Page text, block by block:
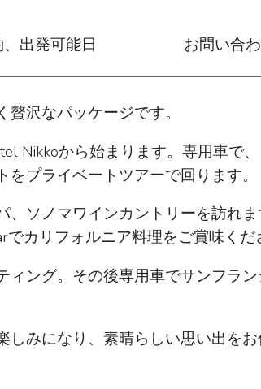
出発可能日 お問い合
沢なパッケージです。
Nikkoから始まります。専用車で
プライベートツアーで回ります。
ソノマワインカントリーを訪れ
カリフォルニア料理をご賞味くだ
ング。その後専用車でサンフラ
みになり、素晴らしい思い出をお